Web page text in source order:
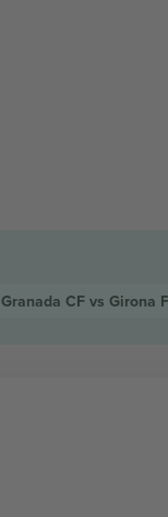
Granada CF vs Girona